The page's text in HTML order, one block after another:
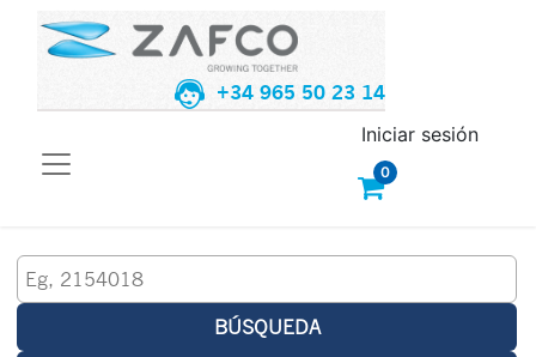
+34 965 50 23 14
0
Iniciar sesión
BÚSQUEDA